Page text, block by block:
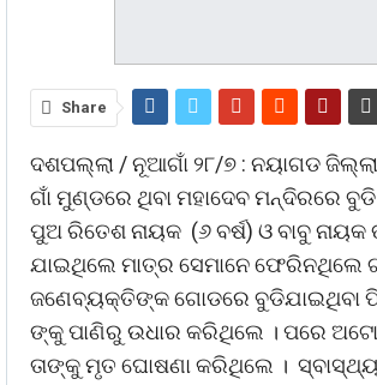
Share
ଦଶପଲ୍ଲା / ନୂଆଗାଁ ୨୮/୭ : ନୟାଗଡ
ଗାଁ ମୁଣ୍ଡରେ ଥିବା ମହାଦେବ ମନ୍ଦିରରେ
ପୁଅ ରିତେଶ ନାୟକ (୬ ବର୍ଷ) ଓ ବାବୁ
ଯାଇଥିଲେ ମାତ୍ର ସେମାନେ ଫେରିନଥିଲେ
ଜଣେବ୍ୟକ୍ତିଙ୍କ ଗୋଡରେ ବୁଡିଯାଇଥିବା
ଙ୍କୁ ପାଣିରୁ ଉଧାର କରିଥିଲେ । ପରେ
ତାଙ୍କୁ ମୃତ ଘୋଷଣା କରିଥିଲେ ।